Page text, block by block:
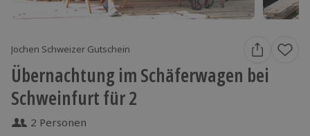
Jochen Schweizer Gutschein
Übernachtung im Schäferwagen bei
Schweinfurt für 2
2 Personen